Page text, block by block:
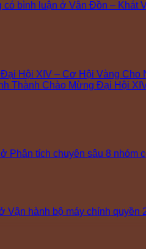
có bình luận ở Vân Đồn – Khát
Hội XIV – Cơ Hội Vàng
Thành Chào Mừng Đại Hội
ở Phân tích chuyên sâu 8 nhóm
Vận hành bộ máy chính quyền